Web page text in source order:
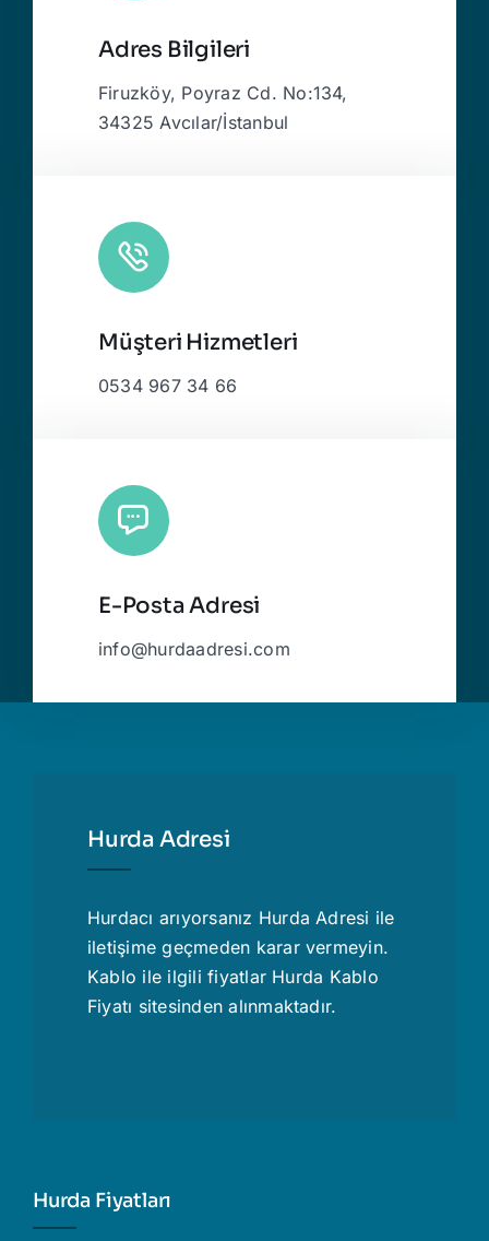
Adres Bilgileri
Firuzköy, Poyraz Cd. No:134,
34325 Avcılar/İstanbul
Müşteri Hizmetleri
0534 967 34 66
E-Posta Adresi
info@hurdaadresi.com
Hurda Adresi
Hurdacı arıyorsanız Hurda Adresi ile
iletişime geçmeden karar vermeyin.
Kablo ile ilgili fiyatlar Hurda Kablo
Fiyatı sitesinden alınmaktadır.
Hurda Fiyatları